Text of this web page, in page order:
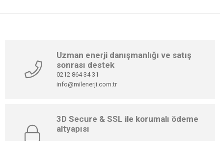
Uzman enerji danışmanlığı ve satış
sonrası destek
0212 864 34 31
info@milenerji.com.tr
3D Secure & SSL ile korumalı ödeme
altyapısı